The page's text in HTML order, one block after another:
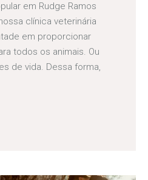
em Rudge Ramos
clínica veterinária
em proporcionar
todos os animais. Ou
de vida. Dessa forma,